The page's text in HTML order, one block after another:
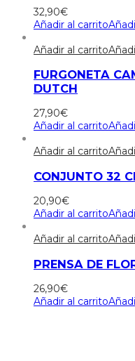
32,90€
Añadir al carrito
Añadir al carrito
FURGONETA
DUTCH
27,90€
Añadir al carrito
Añadir al carrito
CONJUNTO 32
20,90€
Añadir al carrito
Añadir al carrito
PRENSA DE
26,90€
Añadir al carrito